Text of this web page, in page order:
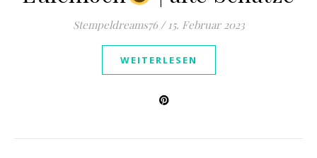
Stempeldreams76 / 15. Februar 2023
WEITERLESEN